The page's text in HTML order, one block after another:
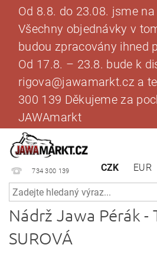
Od 8.8. do 23.08. jsme na
Všechny objednávky v
budou zpracovány ihned
Od 17.8. – 23.8. bude k
rigova@jawamarkt.cz a
300 139 Děkujeme za
JAWAmarkt
734 300 139 CZK EUR
Nádrž Jawa Pérák -
SUROVÁ